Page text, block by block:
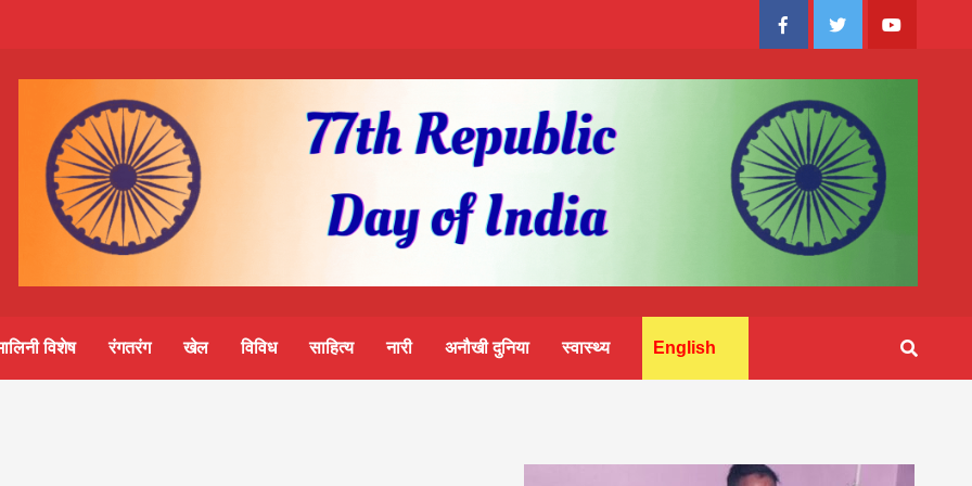
FacebookTwitter Youtube
विशेष रंगतरंग खेल विविध साहित्य नारी अनौखी दुनिया स्वास्थ्य English